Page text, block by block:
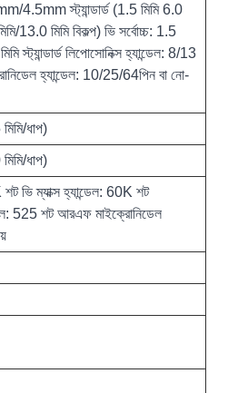
4.5mm স্ট্যান্ডার্ড (1.5 মিমি 6.0
13.0 মিমি বিকল্প) ভি সর্বোচ্চ: 1.5
স্ট্যান্ডার্ড লিপোসোনিক্স হ্যান্ডেল: 8/13
হ্যান্ডেল: 10/25/64পিন বা নো-
ধাপ)
ধাপ)
ভি ম্যাক্স হ্যান্ডেল: 60K শট
525 শট আরএফ মাইক্রোনিডেল